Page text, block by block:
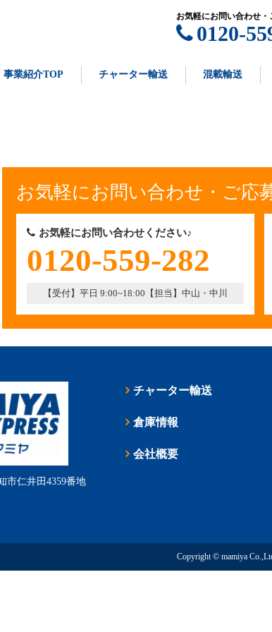
事業紹介TOP チャーター輸送 混載輸送
お気軽にお問い合わせ・
0120-
お気軽にお問い合わせ・ご応
お気軽にお問い合わせください♪
0120-559-282
【受付】平日 9:00~18:00 【担当】中山・中川
チャーター輸送
倉庫情報
会社概要
市仁井田4359番地
Copyright © mamiya